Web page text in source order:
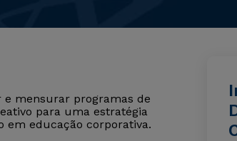
e mensurar programas de
para uma estratégia
em educação corporativa.